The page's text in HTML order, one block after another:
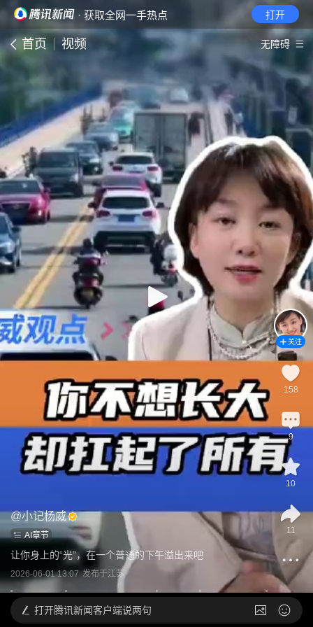
· 获取全网一手热点 打开
首页 视频 无障碍
@小记杨威
AI章节
让你身上的“光”，在一个普通的下午溢出来吧
2026-06-01 13:07 发布于江苏
关注
158
9
10
11
打开腾讯新闻客户端说两句